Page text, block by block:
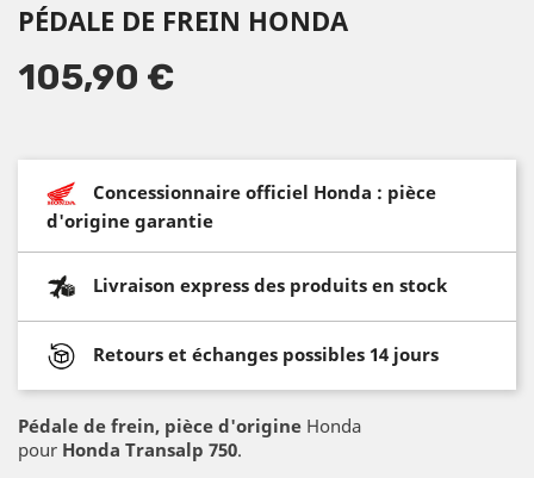
PÉDALE DE FREIN HONDA
105,90 €
Concessionnaire officiel Honda : pièce
d'origine garantie
Livraison express des produits en stock
Retours et échanges possibles 14 jours
Pédale de frein, pièce d'origine Honda
pour Honda Transalp 750.